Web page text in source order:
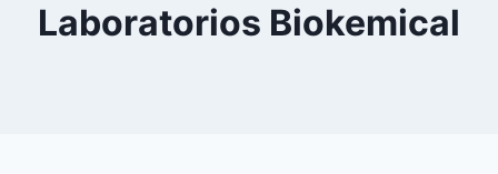
Laboratorios Biokemical